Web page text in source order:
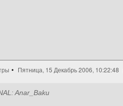
Пятница, 15 Декабрь 2006, 10:22:48
Anar_Baku